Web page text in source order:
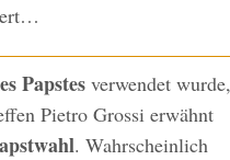
Papstes verwendet wurde,
Pietro Grossi erwähnt
. Wahrscheinlich